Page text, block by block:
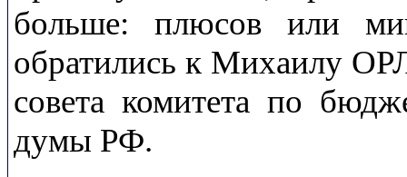
больше: плюсов или
обратились к Михаилу
совета комитета по
думы РФ.